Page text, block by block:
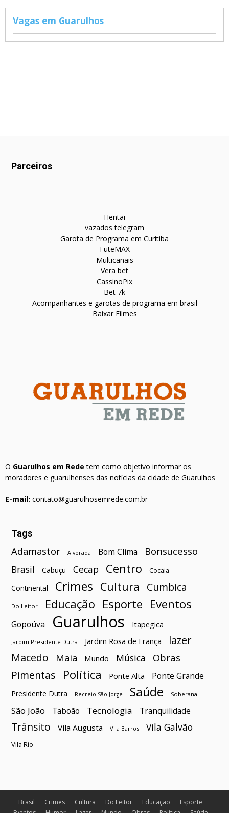
Vagas em Guarulhos
Parceiros
Hentai
vazados telegram
Garota de Programa em Curitiba
FuteMAX
Multicanais
Vera bet
CassinoPix
Bet 7k
Acompanhantes e garotas de programa em brasil
Baixar Filmes
O Guarulhos em Rede tem como objetivo informar os
moradores e guarulhenses das notícias da cidade de Guarulhos
E-mail: contato@guarulhosemrede.com.br
Tags
Adamastor Alvorada Bom Clima Bonsucesso
Brasil Cabuçu Cecap Centro Cocaia
Continental Crimes Cultura Cumbica
Do Leitor Educação Esporte Eventos
Gopoúva Guarulhos Itapegica
Jardim Presidente Dutra Jardim Rosa de França
lazer
Macedo
Maia Mundo Música Obras
Pimentas Política Ponte Alta Ponte Grande
Presidente Dutra Recreio São Jorge Saúde Soberana
São João Taboão Tecnologia Tranquilidade
Trânsito Vila Augusta Vila Barros Vila Galvão
Vila Rio
Brasil Crimes Cultura Do Leitor Educação
Esporte